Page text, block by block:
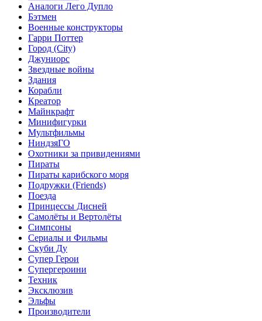
Аналоги Лего Дупло
Бэтмен
Военные конструкторы
Гарри Поттер
Город (City)
Джуниорс
Звездные войны
Здания
Корабли
Креатор
Майнкрафт
Минифигурки
Мультфильмы
НиндзяГО
Охотники за привидениями
Пираты
Пираты карибского моря
Подружки (Friends)
Поезда
Принцессы Дисней
Самолёты и Вертолёты
Симпсоны
Сериалы и Фильмы
Скуби Ду
Супер Герои
Супергероини
Техник
Эксклюзив
Эльфы
Производители